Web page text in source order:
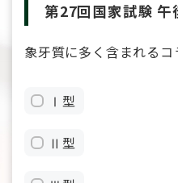
第27回国家試験 午
象牙質に多く含まれるコ
Ⅰ型
Ⅱ型